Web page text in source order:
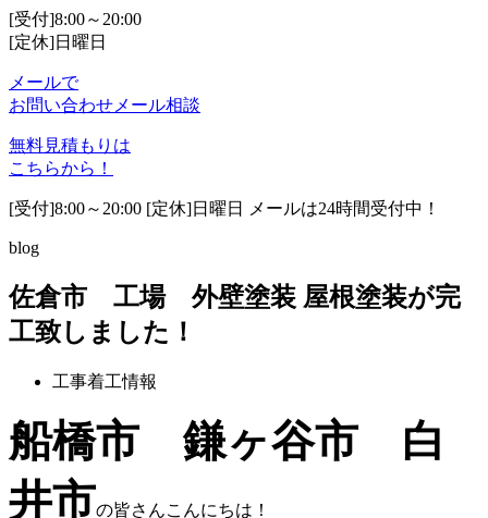
[受付]8:00～20:00
[定休]日曜日
メールで
お問い合わせ メール相談
無料見積もりは
こちらから！
[受付]8:00～20:00 [定休]日曜日 メールは24時間受付中！
blog
佐倉市 工場 外壁塗装 屋根塗装が完
工致しました！
工事着工情報
船橋市 鎌ヶ谷市 白
井市の皆さんこんにちは！